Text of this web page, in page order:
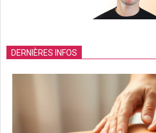
DERNIÈRES INFOS